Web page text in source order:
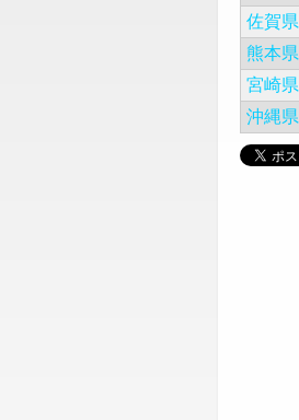
佐賀県
熊本県
宮崎県
沖縄県